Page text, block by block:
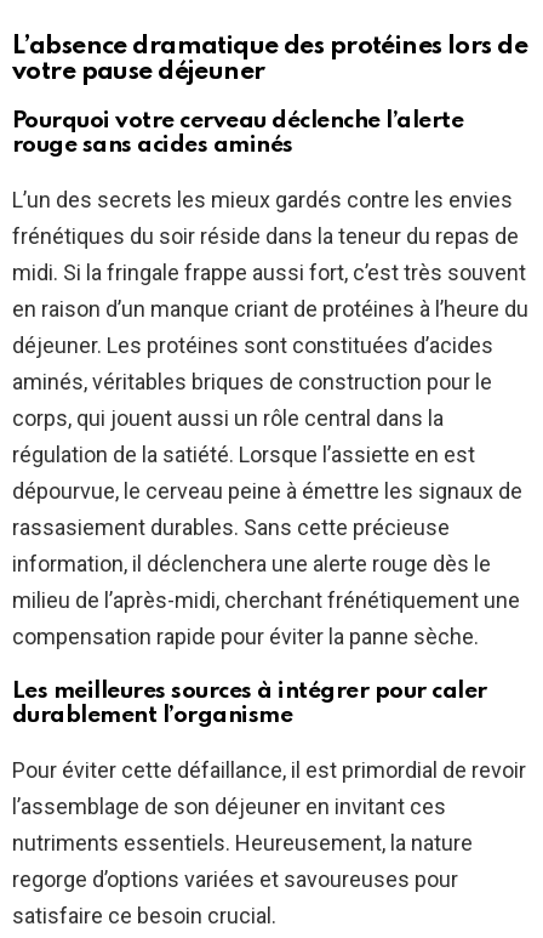
L’absence dramatique des protéines lors de
votre pause déjeuner
Pourquoi votre cerveau déclenche l’alerte
rouge sans acides aminés
L’un des secrets les mieux gardés contre les envies
frénétiques du soir réside dans la teneur du repas de
midi. Si la fringale frappe aussi fort, c’est très souvent
en raison d’un manque criant de protéines à l’heure du
déjeuner. Les protéines sont constituées d’acides
aminés, véritables briques de construction pour le
corps, qui jouent aussi un rôle central dans la
régulation de la satiété. Lorsque l’assiette en est
dépourvue, le cerveau peine à émettre les signaux de
rassasiement durables. Sans cette précieuse
information, il déclenchera une alerte rouge dès le
milieu de l’après-midi, cherchant frénétiquement une
compensation rapide pour éviter la panne sèche.
Les meilleures sources à intégrer pour caler
durablement l’organisme
Pour éviter cette défaillance, il est primordial de revoir
l’assemblage de son déjeuner en invitant ces
nutriments essentiels. Heureusement, la nature
regorge d’options variées et savoureuses pour
satisfaire ce besoin crucial.